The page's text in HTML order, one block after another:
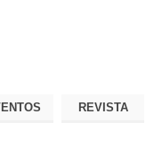
REVISTA